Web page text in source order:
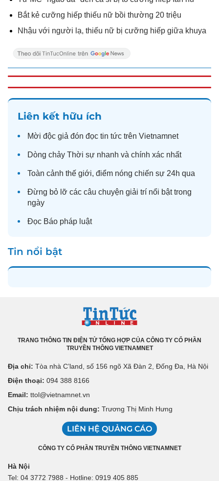
Bắt kẻ cưỡng hiếp thiếu nữ bồi thường 20 triệu
Nhậu với người lạ, thiếu nữ bị cưỡng hiếp giữa khuya
Liên kết hữu ích
Mời độc giả đón đọc tin tức trên Vietnamnet
Dòng chảy Thời sự nhanh và chính xác nhất
Toàn cảnh thế giới, điểm nóng chiến sự 24h qua
Đừng bỏ lỡ các câu chuyện giải trí nổi bật trong
ngày
Đọc Báo pháp luật
Tin nổi bật
TRANG THÔNG TIN ĐIỆN TỬ TỔNG HỢP CỦA CÔNG TY CỔ PHẦN
TRUYỀN THÔNG VIETNAMNET
Địa chỉ: Tòa nhà C’land, số 156 ngõ Xã Đàn 2, Đống Đa, Hà Nội
Điện thoại: 094 388 8166
Email: ttol@vietnamnet.vn
Chịu trách nhiệm nội dung: Trương Thị Minh Hưng
LIÊN HỆ QUẢNG CÁO
CÔNG TY CỔ PHẦN TRUYỀN THÔNG VIETNAMNET
Hà Nội
Tel: 04 3772 7988 - Hotline: 0919 405 885